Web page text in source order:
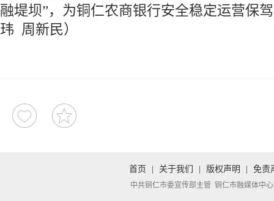
融堤坝”，为铜仁农商银行安全稳定运营保
玮 周新民）
首页 关于我们 版权声明 免责
中共铜仁市委宣传部主管 铜仁市融媒体中心